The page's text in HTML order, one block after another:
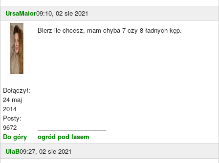
UrsaMaior09:10, 02 sie 2021
Dołączył:
24 maj
2014
Posty:
9672
Do góry
Bierz ile chcesz, mam chyba 7 czy 8 ładnych kęp.
ogród pod lasem
UlaB09:27, 02 sie 2021